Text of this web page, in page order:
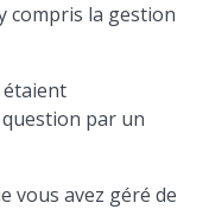
compris la gestion
étaient
par un
vous avez géré de